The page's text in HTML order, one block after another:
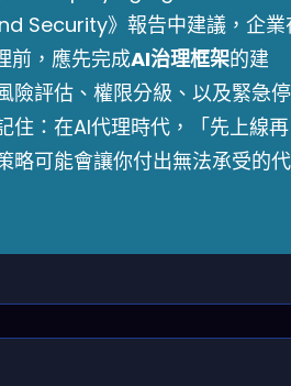
Security》報告中建議，企業
前，應先完成AI治理框架的建
險評估、權限分級、以及緊急停
住：在AI代理時代，「先上線再
略可能會讓你付出無法承受的代